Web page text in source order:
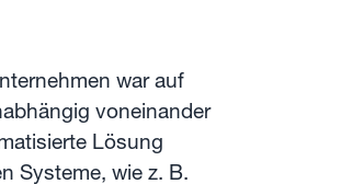
war auf
voneinander
Lösung
Systeme, wie z. B.